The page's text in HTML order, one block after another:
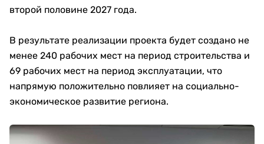
второй половине 2027 года.
В результате реализации проекта будет создано не
менее 240 рабочих мест на период строительства и
69 рабочих мест на период эксплуатации, что
напрямую положительно повлияет на социально-
экономическое развитие региона.